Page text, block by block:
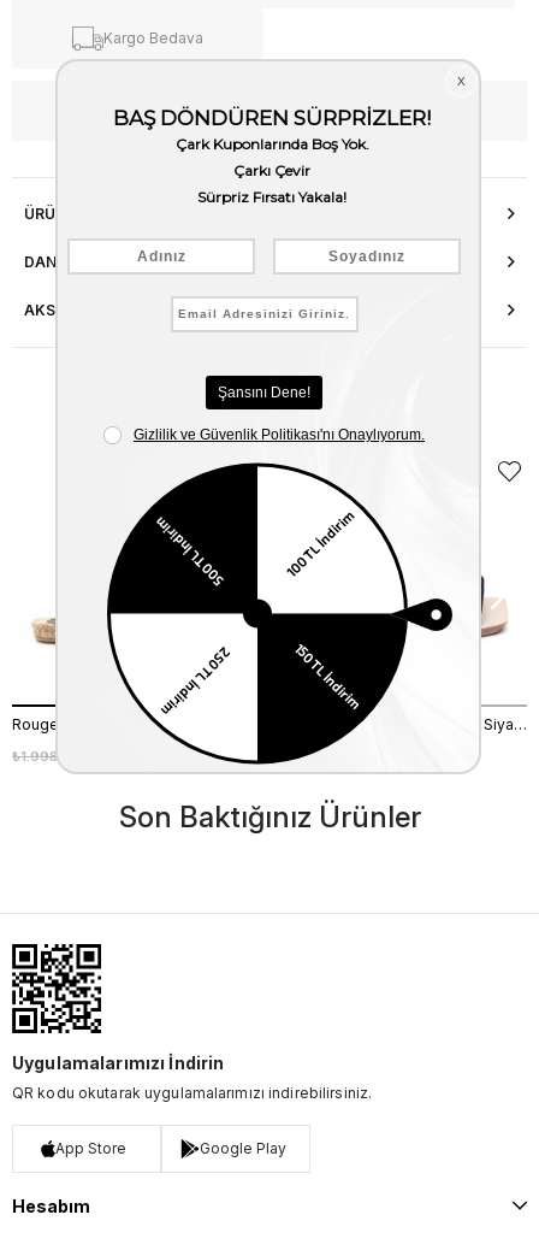
Kargo Bedava
WhatsApp’tan Bilgi Al
ÜRÜN ÖZELLIKLERI
DANIŞMA HATTI
AKSESUAR ONARIMI
Benzer Ürünler
₺1.998,00
Rouge 1cm Neolit Taban Deri Siyah Kadın Terlik 0197-169
₺6.200,00
Son Baktığınız Ürünler
Uygulamalarımızı İndirin
QR kodu okutarak uygulamalarımızı indirebilirsiniz.
App Store Google Play
Hesabım